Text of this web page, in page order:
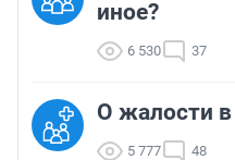
иное?
6 530 37
О жалости
5 777 48